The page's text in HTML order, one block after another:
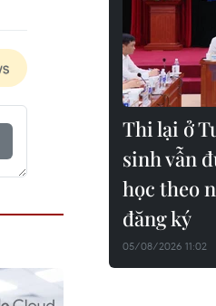
Thi lại ở
sinh vẫn
học theo
đăng ký
05/08/2026 11:02